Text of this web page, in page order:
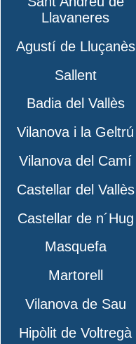
Llavaneres
Agustí de Lluçanès
Sallent
Badia del Vallès
Vilanova i la Geltrú
Vilanova del Camí
Castellar del Vallès
Castellar de n´Hug
Masquefa
Martorell
Vilanova de Sau
Hipòlit de Voltregà